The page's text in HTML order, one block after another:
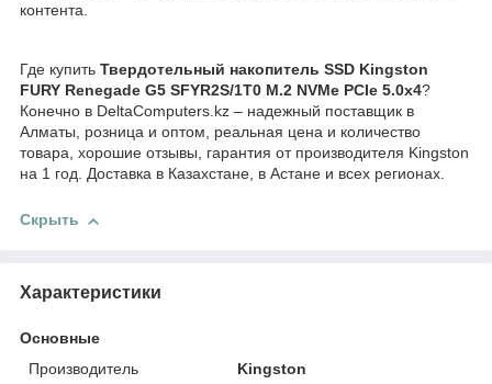
контента.
Где купить Твердотельный накопитель SSD Kingston
FURY Renegade G5 SFYR2S/1T0 M.2 NVMe PCIe 5.0x4?
Конечно в DeltaComputers.kz – надежный поставщик в
Алматы, розница и оптом, реальная цена и количество
товара, хорошие отзывы, гарантия от производителя Kingston
на 1 год. Доставка в Казахстане, в Астане и всех регионах.
Скрыть
Характеристики
Основные
Производитель
Kingston